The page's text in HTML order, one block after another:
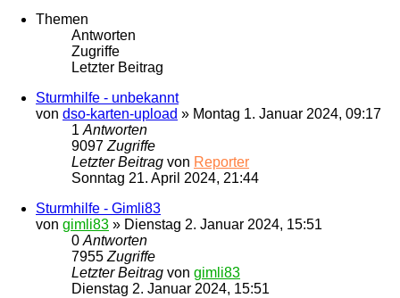
Themen
Antworten
Zugriffe
Letzter Beitrag
Sturmhilfe - unbekannt
von dso-karten-upload » Montag 1. Januar 2024, 09:17
1Antworten
9097Zugriffe
Letzter Beitrag von Reporter
Sonntag 21. April 2024, 21:44
Sturmhilfe - Gimli83
von gimli83 » Dienstag 2. Januar 2024, 15:51
0Antworten
7955Zugriffe
Letzter Beitrag von gimli83
Dienstag 2. Januar 2024, 15:51